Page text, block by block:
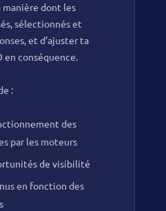
manière dont les
sélectionnés et
et d’ajuster ta
en conséquence.
:
des
par les moteurs
de visibilité
en fonction des